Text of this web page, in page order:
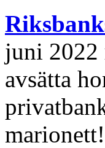
juni 2022
avsätta
marionett!